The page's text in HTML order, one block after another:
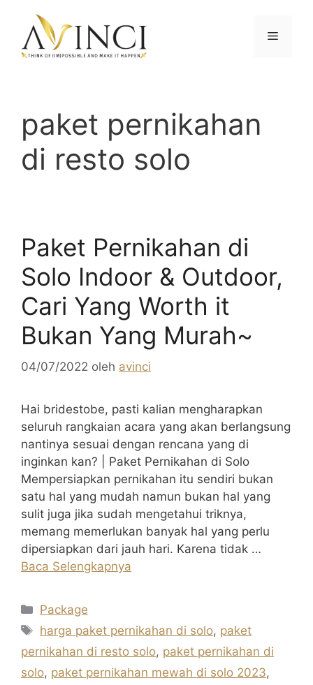
Menu
paket pernikahan
di resto solo
Paket Pernikahan di
Solo Indoor & Outdoor,
Cari Yang Worth it
Bukan Yang Murah~
04/07/2022 oleh avinci
Hai bridestobe, pasti kalian mengharapkan
seluruh rangkaian acara yang akan berlangsung
nantinya sesuai dengan rencana yang di
inginkan kan? | Paket Pernikahan di Solo
Mempersiapkan pernikahan itu sendiri bukan
satu hal yang mudah namun bukan hal yang
sulit juga jika sudah mengetahui triknya,
memang memerlukan banyak hal yang perlu
dipersiapkan dari jauh hari. Karena tidak …
Baca Selengkapnya
Kategori
Package
Tag
harga paket pernikahan di solo, paket
pernikahan di resto solo, paket pernikahan di
solo, paket pernikahan mewah di solo 2023,